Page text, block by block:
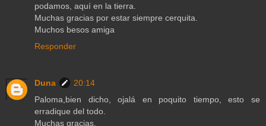
podamos, aquí en la tierra.
Muchas gracias por estar siempre cerquita.
Muchos besos amiga
Responder
Duna
20:14
Paloma,bien dicho, ojalá en poquito tiempo, esto se
erradique del todo.
Muchas gracias.